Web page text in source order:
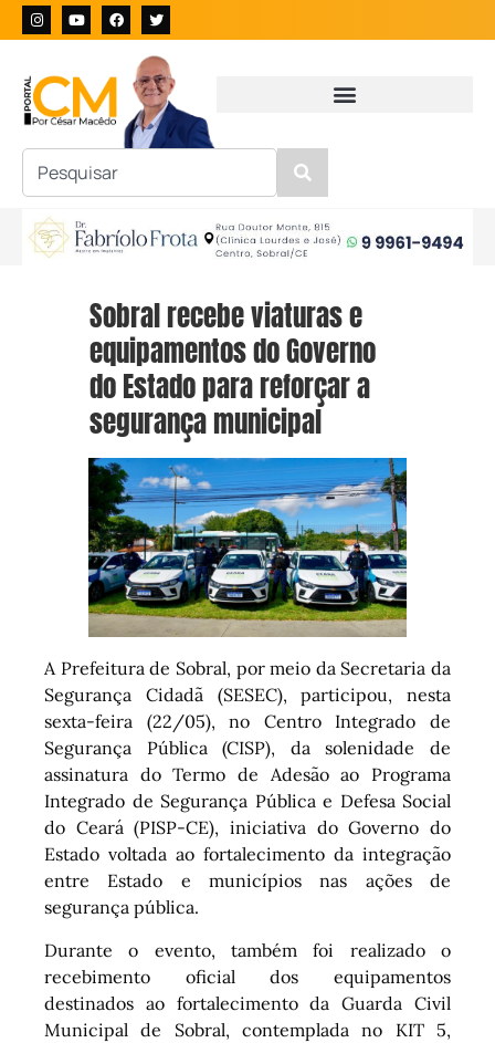
Sobral recebe viaturas e
equipamentos do Governo
do Estado para reforçar a
segurança municipal
A Prefeitura de Sobral, por meio da Secretaria da
Segurança Cidadã (SESEC), participou, nesta
sexta-feira (22/05), no Centro Integrado de
Segurança Pública (CISP), da solenidade de
assinatura do Termo de Adesão ao Programa
Integrado de Segurança Pública e Defesa Social
do Ceará (PISP-CE), iniciativa do Governo do
Estado voltada ao fortalecimento da integração
entre Estado e municípios nas ações de
segurança pública.
Durante o evento, também foi realizado o
recebimento oficial dos equipamentos
destinados ao fortalecimento da Guarda Civil
Municipal de Sobral, contemplada no KIT 5,